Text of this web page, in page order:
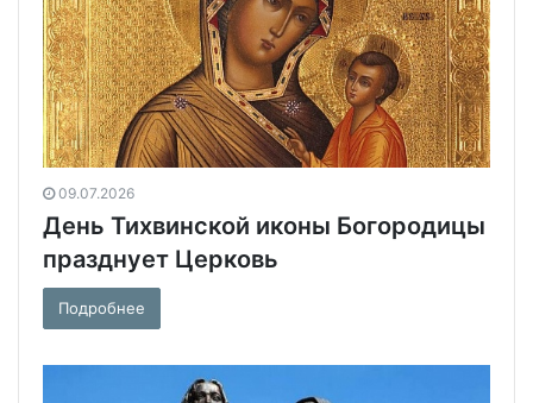
09.07.2026
День Тихвинской иконы Богородицы
празднует Церковь
Подробнее